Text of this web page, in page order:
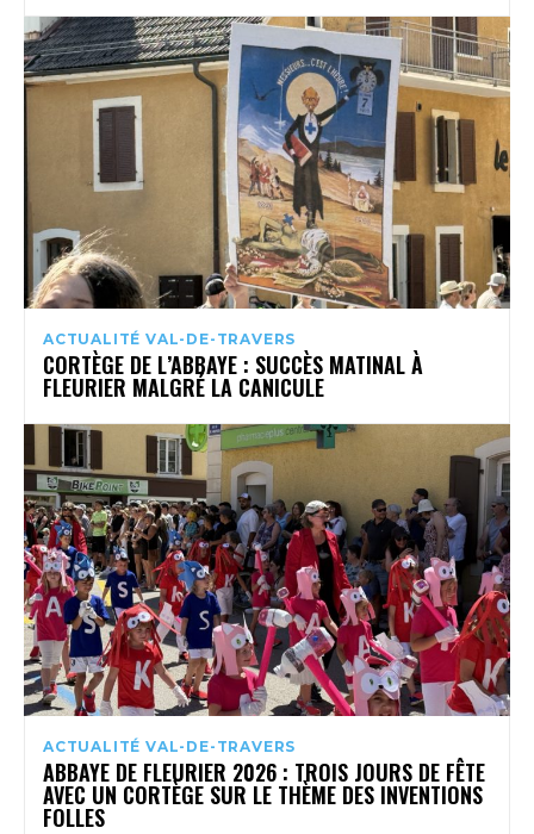
ACTUALITÉ VAL-DE-TRAVERS
CORTÈGE DE L’ABBAYE : SUCCÈS MATINAL À
FLEURIER MALGRÉ LA CANICULE
ACTUALITÉ VAL-DE-TRAVERS
ABBAYE DE FLEURIER 2026 : TROIS JOURS DE FÊTE
AVEC UN CORTÈGE SUR LE THÈME DES INVENTIONS
FOLLES